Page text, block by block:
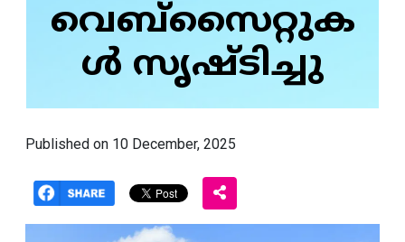
വെബ്സൈറ്റുക
ൾ സൃഷ്ടിച്ചു
Published on 10 December, 2025